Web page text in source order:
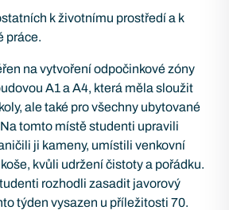
k životnímu prostředí a k
práce.
na vytvoření odpočinkové zóny
A1 a A4, která měla sloužit
ale také pro všechny ubytované
tomto místě studenti upravili
ji kameny, umístili venkovní
kvůli udržení čistoty a pořádku.
rozhodli zasadit javorový
týden vysazen u příležitosti 70.